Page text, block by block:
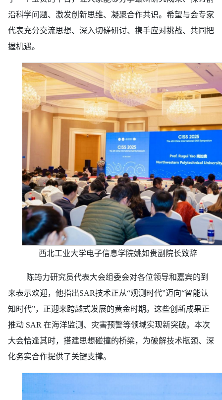
沿科学问题、激发创新思维、凝聚合作共识。希望与会专家
代表充分交流思想、深入切磋研讨、携手应对挑战、共同把
握机遇。
西北工业大学电子信息学院姚如贵副院长致辞
陈筠力研究员代表大会组委会对各位领导和嘉宾的到
来表示欢迎，他指出SAR技术正从“观测时代”迈向“智能认
知时代”，正迎来跨越式发展的黄金时期。这些创新成果正
推动 SAR 在海洋监测、灾害预警等领域实现新突破。本次
大会恰逢其时，搭建思想碰撞的桥梁，为破解技术瓶颈、深
化务实合作提供了关键支撑。